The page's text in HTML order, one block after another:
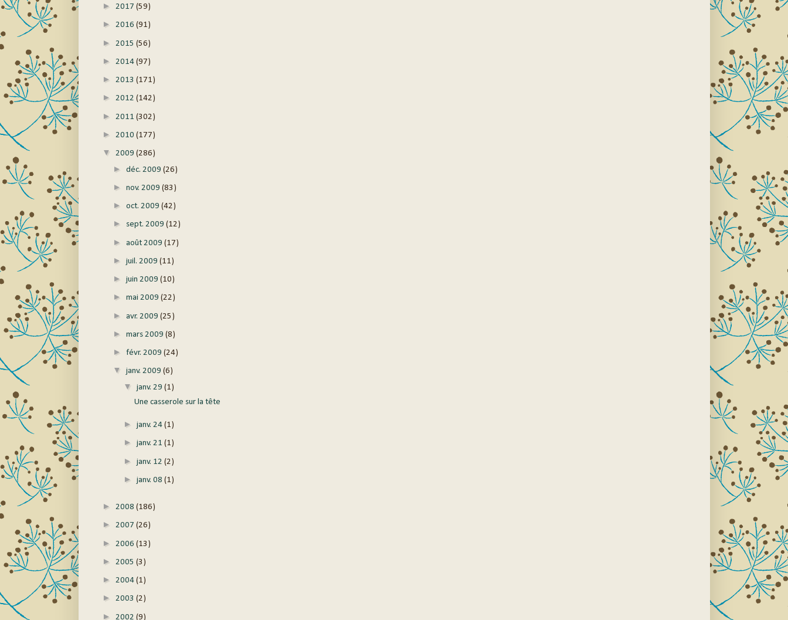
► 2017 (59)
► 2016 (91)
► 2015 (56)
► 2014 (97)
► 2013 (171)
► 2012 (142)
► 2011 (302)
► 2010 (177)
▼ 2009 (286)
► déc. 2009 (26)
► nov. 2009 (83)
► oct. 2009 (42)
► sept. 2009 (12)
► août 2009 (17)
► juil. 2009 (11)
► juin 2009 (10)
► mai 2009 (22)
► avr. 2009 (25)
► mars 2009 (8)
► févr. 2009 (24)
▼ janv. 2009 (6)
▼ janv. 29 (1)
Une casserole sur la tête
► janv. 24 (1)
► janv. 21 (1)
► janv. 12 (2)
► janv. 08 (1)
► 2008 (186)
► 2007 (26)
► 2006 (13)
► 2005 (3)
► 2004 (1)
► 2003 (2)
► 2002 (9)